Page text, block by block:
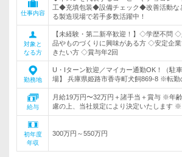
仕事内容
工◆充填包装◆設備チェック◆改善活動な
る製造現場で若手多数活躍中！
対象と
なる方
【未経験・第二新卒歓迎！】◇学歴不問
品やものづくりに興味がある方 ◇安定企
きたい方 ◇賞与年2回
勤務地
U・Iターン歓迎／マイカー通勤OK！（駐
場】 兵庫県姫路市香寺町犬飼869-8 ※転勤
給与
月給19万円〜32万円＋諸手当＋賞与 ※年
慮の上、当社規定により決定いたします
初年度
年収
300万円～550万円